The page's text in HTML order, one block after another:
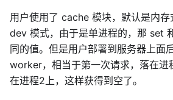
用户使用了 cache 模块，默认是内
dev 模式，由于是单进程的，那 set
同的值。但是用户部署到服务器上面
worker，相当于第一次请求，落在进
在进程2上，这样获得到空了。